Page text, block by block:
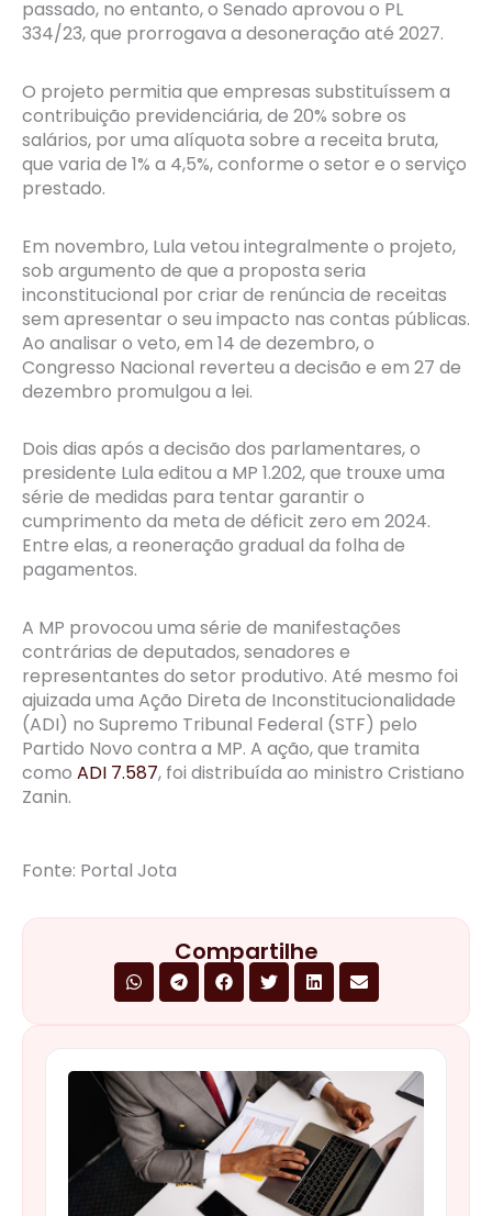
passado, no entanto, o Senado aprovou o PL
334/23, que prorrogava a desoneração até 2027.
O projeto permitia que empresas substituíssem a
contribuição previdenciária, de 20% sobre os
salários, por uma alíquota sobre a receita bruta,
que varia de 1% a 4,5%, conforme o setor e o serviço
prestado.
Em novembro, Lula vetou integralmente o projeto,
sob argumento de que a proposta seria
inconstitucional por criar de renúncia de receitas
sem apresentar o seu impacto nas contas públicas.
Ao analisar o veto, em 14 de dezembro, o
Congresso Nacional reverteu a decisão e em 27 de
dezembro promulgou a lei.
Dois dias após a decisão dos parlamentares, o
presidente Lula editou a MP 1.202, que trouxe uma
série de medidas para tentar garantir o
cumprimento da meta de déficit zero em 2024.
Entre elas, a reoneração gradual da folha de
pagamentos.
A MP provocou uma série de manifestações
contrárias de deputados, senadores e
representantes do setor produtivo. Até mesmo foi
ajuizada uma Ação Direta de Inconstitucionalidade
(ADI) no Supremo Tribunal Federal (STF) pelo
Partido Novo contra a MP. A ação, que tramita
como ADI 7.587, foi distribuída ao ministro Cristiano
Zanin.
Fonte: Portal Jota
Compartilhe